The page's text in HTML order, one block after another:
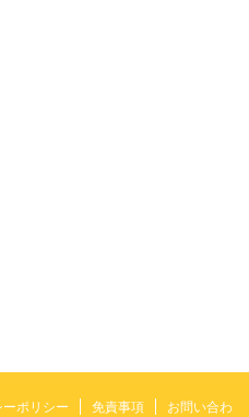
ポリシー 免責事項
お問い合わ